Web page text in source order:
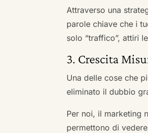
Attraverso una
parole chiave che i
solo “traffico”, attiri
3. Crescita
Una delle cose che
eliminato il dubbio
Per noi, il marketing
permettono di